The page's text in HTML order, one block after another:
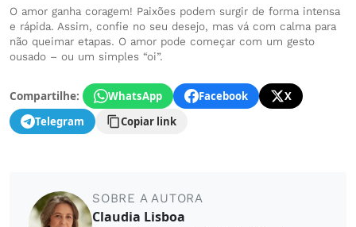
O amor ganha coragem! Paixões podem surgir de forma intensa
e rápida. Assim, confie no seu desejo, mas vá com calma para
não queimar etapas. O amor pode começar com um gesto
ousado – ou um simples “oi”.
Compartilhe: WhatsApp Facebook
X
Telegram
Copiar link
SOBRE A AUTORA
Claudia Lisboa